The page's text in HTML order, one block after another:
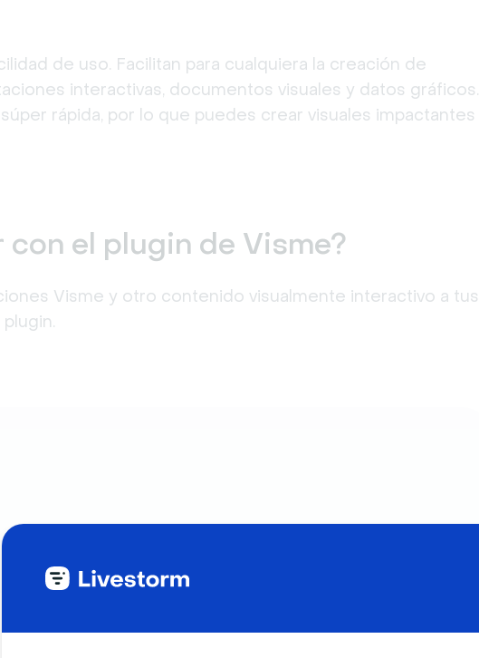
de uso. Facilitan para cualquiera la creación de
interactivas, documentos visuales y datos gráficos.
rápida, por lo que puedes crear visuales impactantes
con el plugin de Visme?
Visme y otro contenido visualmente interactivo a tus